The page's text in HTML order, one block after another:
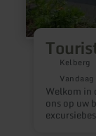
Kelberg
Welkom in
ons op uw